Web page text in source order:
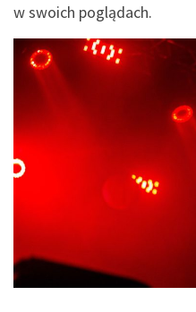
w swoich poglądach.